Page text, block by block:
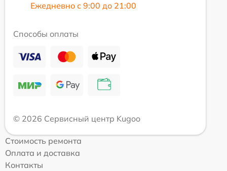
Ежедневно с 9:00 до 21:00
Способы оплаты
© 2026 Сервисный центр Kugoo
Стоимость ремонта
Оплата и доставка
Контакты